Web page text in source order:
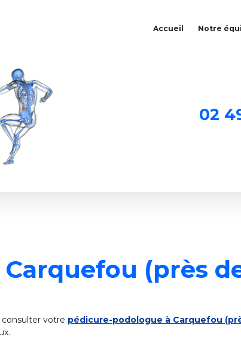
Accueil Notre
02
(près
consulter votre pédicure-podologue à Carquefou